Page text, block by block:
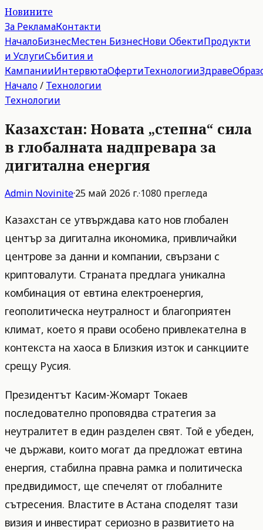
Новините
За РекламаКонтакти
НачалоБизнесМестен БизнесНови ОбектиПродукти
и УслугиСъбития и
КампанииИнтервютаОфертиТехнологииЗдраве
Начало/ Технологии
Технологии
Казахстан: Новата „степна“ сила
в глобалната надпревара за
дигитална енергия
Admin Novinite·25 май 2026 г.·1080 прегледа
Казахстан се утвърждава като нов глобален
център за дигитална икономика, привличайки
центрове за данни и компании, свързани с
криптовалути. Страната предлага уникална
комбинация от евтина електроенергия,
геополитическа неутралност и благоприятен
климат, което я прави особено привлекателна в
контекста на хаоса в Близкия изток и санкциите
срещу Русия.
Президентът Касим-Жомарт Токаев
последователно проповядва стратегия за
неутралитет в един разделен свят. Той е убеден,
че държави, които могат да предложат евтина
енергия, стабилна правна рамка и политическа
предвидимост, ще спечелят от глобалните
сътресения. Властите в Астана споделят тази
визия и инвестират сериозно в развитието на